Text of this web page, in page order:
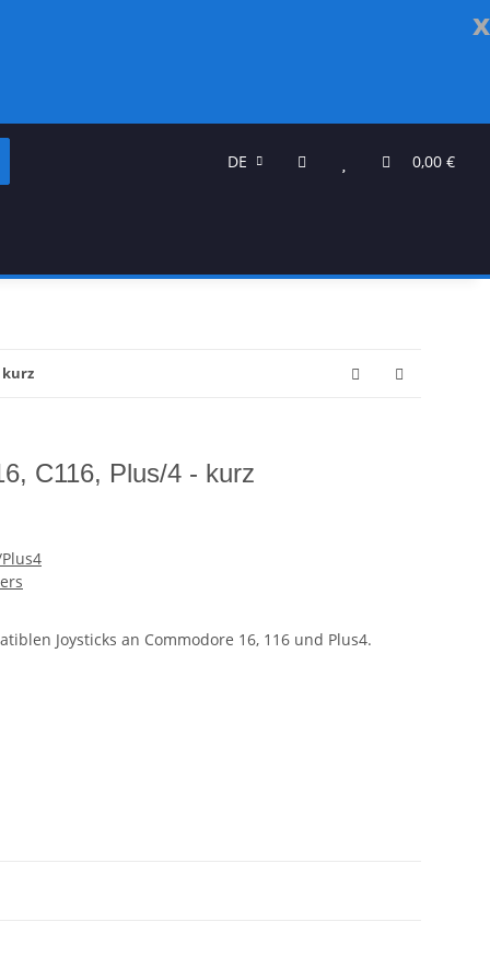
x
DE 0,00 €
kurz
C116, Plus/4 - kurz
Joysticks an Commodore 16, 116 und Plus4.